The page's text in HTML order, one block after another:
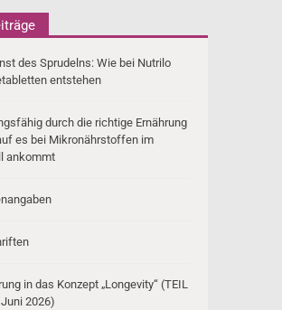
des Sprudelns: Wie bei Nutrilo
entstehen
durch die richtige Ernährung
es bei Mikronährstoffen im
ankommt
in das Konzept „Longevity“ (TEIL
Juni 2026)